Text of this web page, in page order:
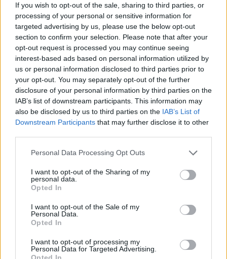
If you wish to opt-out of the sale, sharing to third parties, or
processing of your personal or sensitive information for
targeted advertising by us, please use the below opt-out
section to confirm your selection. Please note that after your
opt-out request is processed you may continue seeing
interest-based ads based on personal information utilized by
us or personal information disclosed to third parties prior to
your opt-out. You may separately opt-out of the further
disclosure of your personal information by third parties on the
IAB’s list of downstream participants. This information may
also be disclosed by us to third parties on the IAB’s List of
Downstream Participants that may further disclose it to other
Please note that this website/app uses one or more Google
not limited to your visit or usage behaviour. You may click to
grant or deny consent to Google and its third-party tags to
use your data for below specified purposes in below Google
consent section.
Personal Data Processing Opt Outs
I want to opt-out of the Sharing of my
personal data.
Opted In
I want to opt-out of the Sale of my
Personal Data.
Opted In
I want to opt-out of processing my
Personal Data for Targeted Advertising.
Opted In
Kazincbarcika Sport Club mérkőzésein a családok,
gyerekek, szimpatizánsok és szurkolók eddig
biztonságban, nyugalomban és békességben
vehettek részt. S a jövőben is erre fogunk törekedni,
a belső- és egyéb vizsgálatok eredményeit is
figyelembe véve.
A történtek kapcsán a rendőrség is vizsgálatot
indított, ennek kapcsán a B-A-Z Vármegyei Rendőr-
főkapitányság sajtóosztálya illetékes."
szintén reagált a történésékre.
A Honvéd teljes közleménye
"Sajnálatos módon a pályán kívül történt
események szolgáltatnak igazán beszédtémát a
Honvéd mérkőzés kapcsán, ugyanis 76 perc játék